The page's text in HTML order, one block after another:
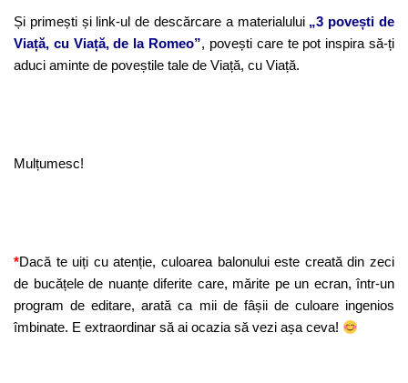
Și primești și link-ul de descărcare a materialului „3 povești de
Viață, cu Viață, de la Romeo”, povești care te pot inspira să-ți
aduci aminte de poveștile tale de Viață, cu Viață.
Mulțumesc!
*Dacă te uiți cu atenție, culoarea balonului este creată din zeci
de bucățele de nuanțe diferite care, mărite pe un ecran, într-un
program de editare, arată ca mii de fâșii de culoare ingenios
îmbinate. E extraordinar să ai ocazia să vezi așa ceva!